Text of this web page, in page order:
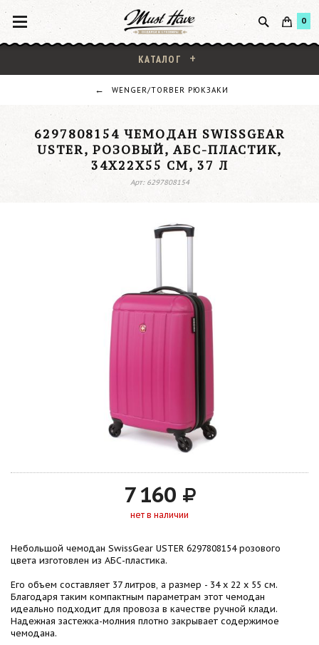
0
КАТАЛОГ
WENGER/TORBER РЮКЗАКИ
6297808154 ЧЕМОДАН SWISSGEAR
USTER, РОЗОВЫЙ, АБС-ПЛАСТИК,
34X22X55 СМ, 37 Л
Арт: 6297808154
7 160
нет в наличии
Небольшой чемодан SwissGear USTER 6297808154 розового
цвета изготовлен из АБС-пластика.
Его объем составляет 37 литров, а размер - 34 x 22 x 55 см.
Благодаря таким компактным параметрам этот чемодан
идеально подходит для провоза в качестве ручной клади.
Надежная застежка-молния плотно закрывает содержимое
чемодана.